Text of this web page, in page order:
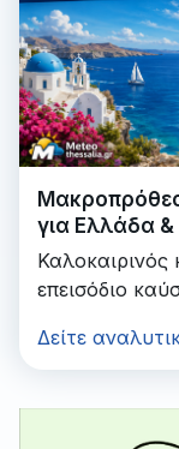
για Ελλάδα
Καλοκαιρινός
επεισόδιο
Δείτε